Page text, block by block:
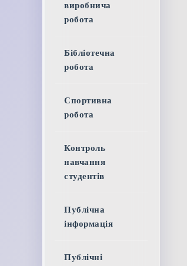
виробнича
робота
Бібліотечна
робота
Спортивна
робота
Контроль
навчання
студентів
Публічна
інформація
Публічні